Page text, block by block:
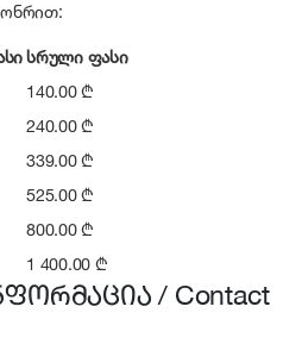
სრული ფასი
140.00 ₾
240.00 ₾
339.00 ₾
525.00 ₾
800.00 ₾
1 400.00 ₾
/ Contact